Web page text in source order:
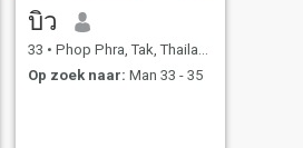
บิว
33 • Phop Phra, Tak, Thailand
Op zoek naar: Man 33 - 35